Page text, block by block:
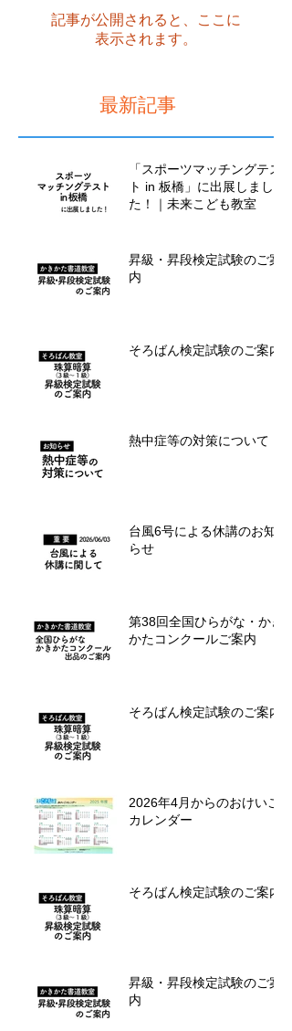
記事が公開されると、ここに
表示されます。
最新記事
「スポーツマッチングテス
ト in 板橋」に出展しまし
た！｜未来こども教室
昇級・昇段検定試験のご案
内
そろばん検定試験のご案内
熱中症等の対策について
台風6号による休講のお知
らせ
第38回全国ひらがな・かき
かたコンクールご案内
そろばん検定試験のご案内
2026年4月からのおけいこ
カレンダー
そろばん検定試験のご案内
昇級・昇段検定試験のご案
内